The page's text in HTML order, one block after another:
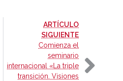
ARTÍCULO
SIGUIENTE-
Comienza el
seminario
internacional «La triple
transición. Visiones